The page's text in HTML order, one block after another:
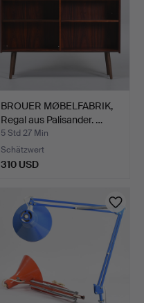
BROUER MØBELFABRIK,
Regal aus Palisander. …
5 Std 27 Min
Schätzwert
310 USD